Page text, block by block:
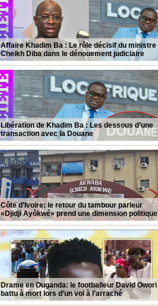
Affaire Khadim Ba : Le rôle décisif du ministre
Cheikh Diba dans le dénouement judiciaire
Libération de Khadim Ba : Les dessous d’une
transaction avec la Douane
Côte d'Ivoire: le retour du tambour parleur
«Djidji Ayôkwé» prend une dimension politique
Drame en Ouganda: le footballeur David Owori
battu à mort lors d’un vol à l’arraché